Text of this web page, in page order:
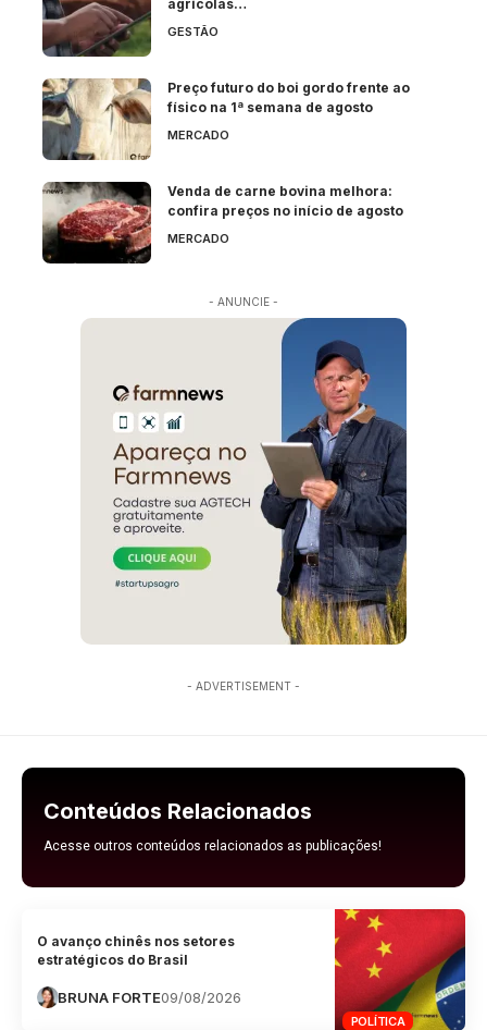
agrícolas…
GESTÃO
Preço futuro do boi gordo frente ao
físico na 1ª semana de agosto
MERCADO
Venda de carne bovina melhora:
confira preços no início de agosto
MERCADO
- ANUNCIE -
- ADVERTISEMENT -
Conteúdos Relacionados
Acesse outros conteúdos relacionados as publicações!
POLÍTICA
O avanço chinês nos setores
estratégicos do Brasil
BRUNA FORTE09/08/2026